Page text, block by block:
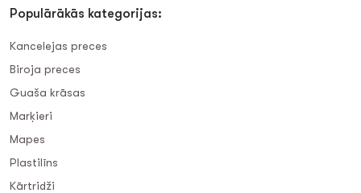
Populārākās kategorijas:
Kancelejas preces
Biroja preces
Guaša krāsas
Marķieri
Mapes
Plastilīns
Kārtridži